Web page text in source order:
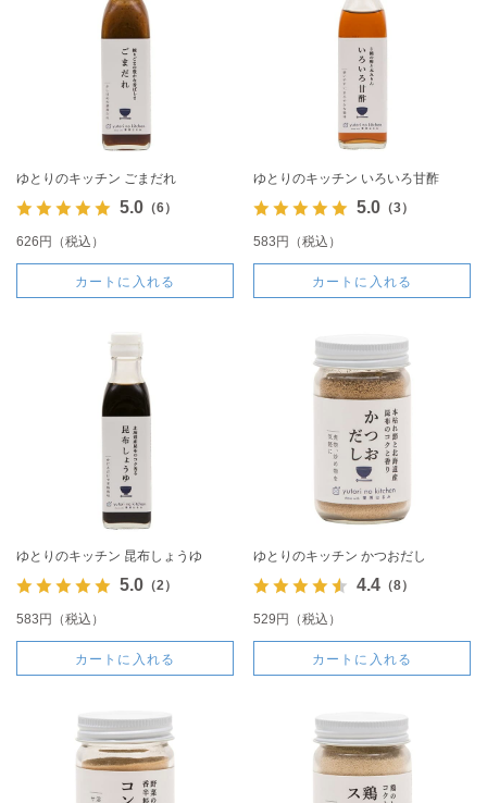
ゆとりのキッチン ごまだれ
5.0（6）
626円（税込）
カートに入れる
ゆとりのキッチン いろいろ甘酢
5.0（3）
583円（税込）
カートに入れる
ゆとりのキッチン 昆布しょうゆ
5.0（2）
583円（税込）
カートに入れる
ゆとりのキッチン かつおだし
4.4（8）
529円（税込）
カートに入れる